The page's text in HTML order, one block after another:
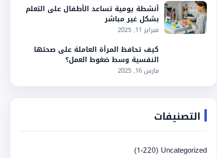
أنشطة يومية تساعد الأطفال على التعلم
بشكل غير مباشر
فبراير 11, 2025
كيف تحافظ المرأة العاملة على صحتها
النفسية وسط ضغوط العمل؟
مارس 16, 2025
التصنيفات
Uncategorized (1٬220)